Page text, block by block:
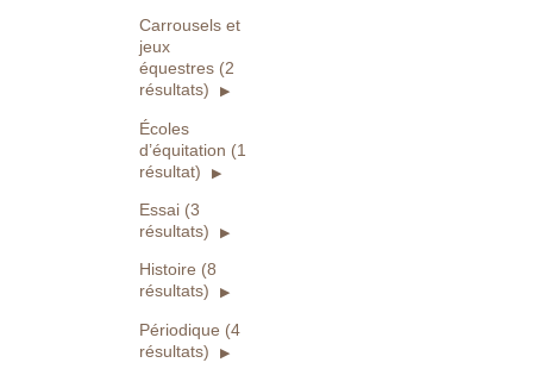
Carrousels et
jeux
équestres (2
résultats)
Écoles
d’équitation (1
résultat)
Essai (3
résultats)
Histoire (8
résultats)
Périodique (4
résultats)